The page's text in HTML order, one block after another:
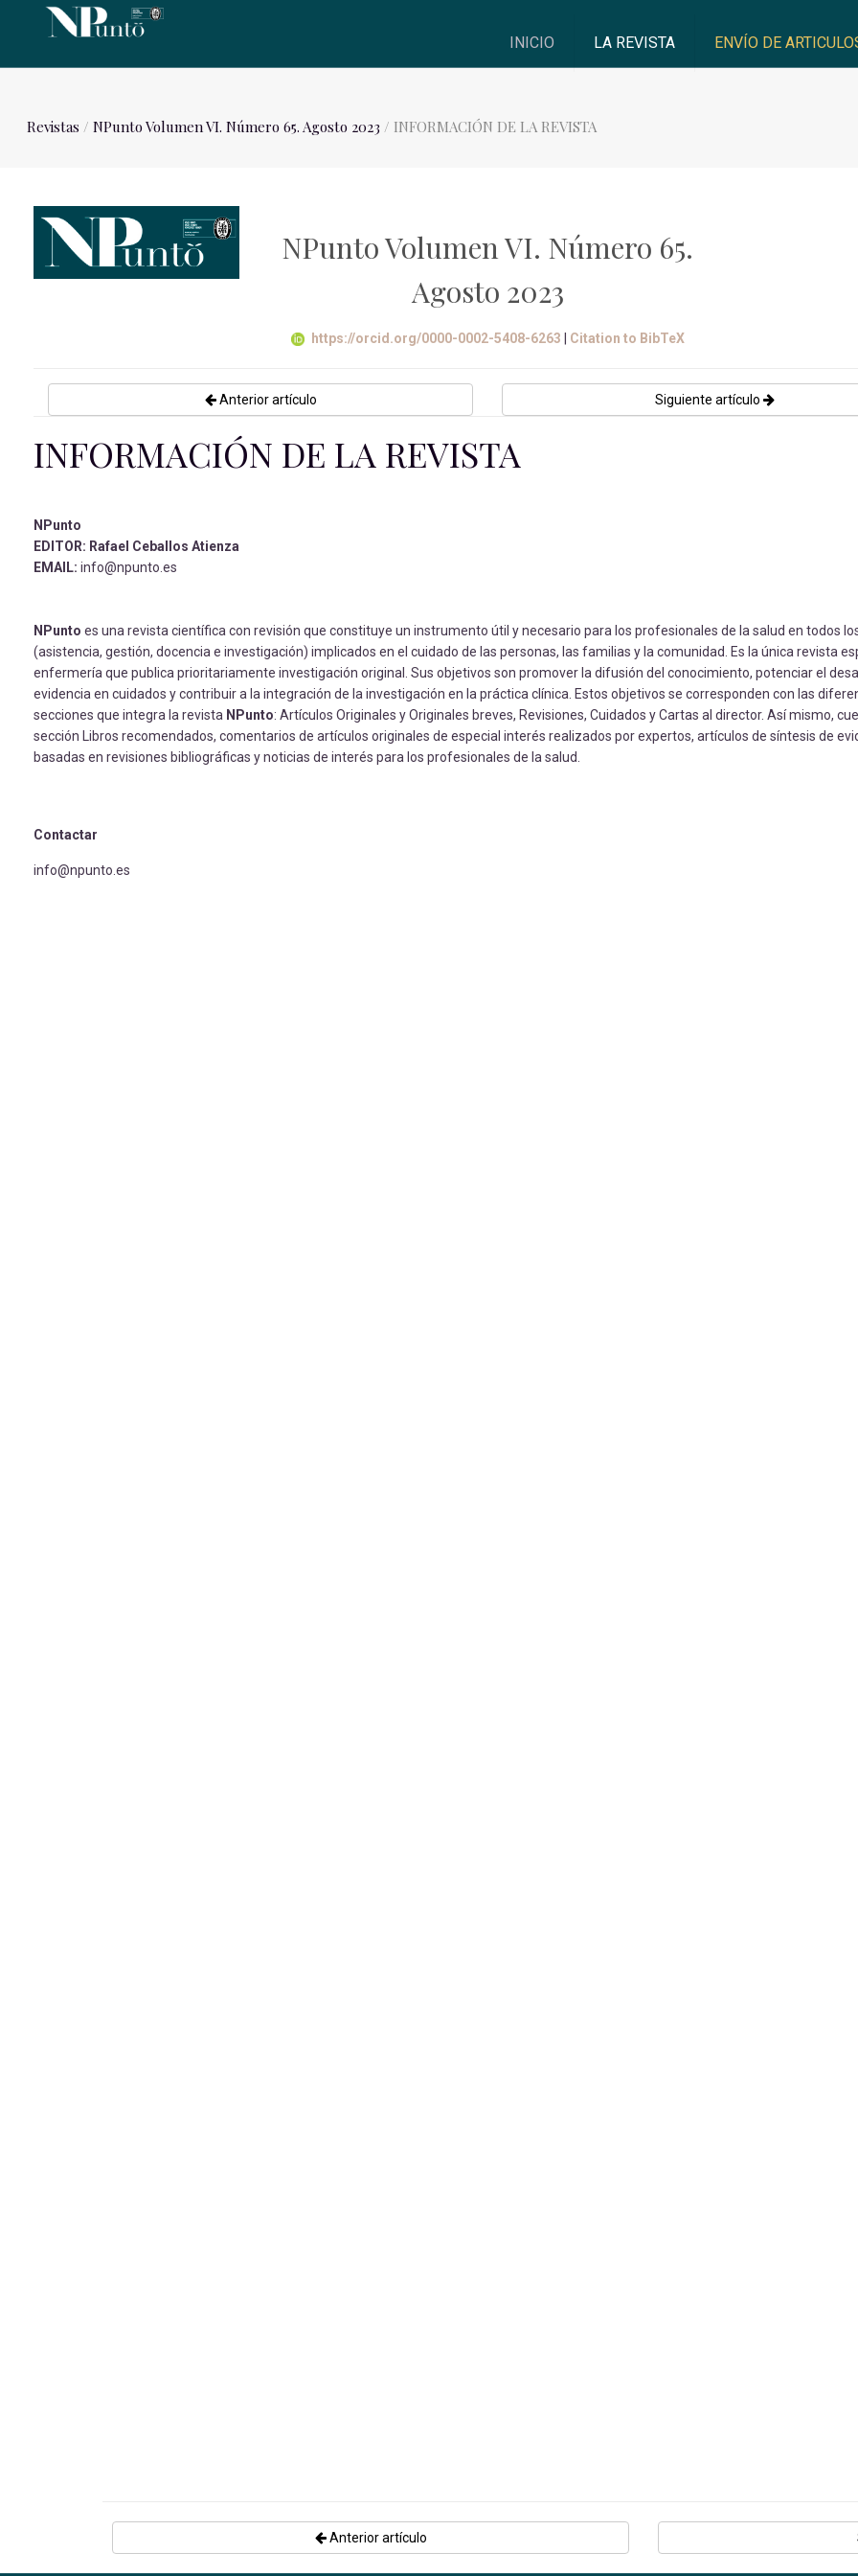
INICIO LA REVISTA ENVÍO DE
Revistas /NPunto Volumen VI. Número 65. Agosto 2023 / INFORMACIÓN DE LA REVISTA
NPunto Volumen VI. Número 65.
Agosto 2023
https://orcid.org/0000-0002-5408-6263 Citation to BibTeX
Anterior artículo Siguiente artículo
INFORMACIÓN DE LA REVISTA
NPunto
EDITOR: Rafael Ceballos Atienza
EMAIL: info@npunto.es
NPunto es una revista científica con revisión que constituye un instrumento útil y necesario para los profesionales de la salud en todos
(asistencia, gestión, docencia e investigación) implicados en el cuidado de las personas, las familias y la comunidad. Es la única revista
enfermería que publica prioritariamente investigación original. Sus objetivos son promover la difusión del conocimiento, potenciar el
evidencia en cuidados y contribuir a la integración de la investigación en la práctica clínica. Estos objetivos se corresponden con las
secciones que integra la revista NPunto: Artículos Originales y Originales breves, Revisiones, Cuidados y Cartas al director. Así mismo,
sección Libros recomendados, comentarios de artículos originales de especial interés realizados por expertos, artículos de síntesis de
basadas en revisiones bibliográficas y noticias de interés para los profesionales de la salud.
Contactar
info@npunto.es
Anterior artículo